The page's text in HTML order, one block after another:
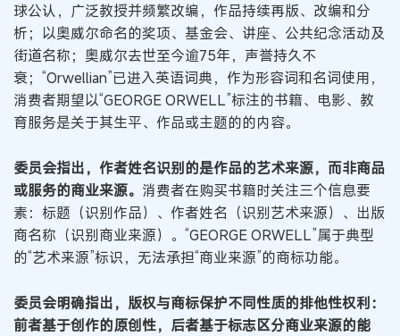
球公认，广泛教授并频繁改编，作品持续再版、改编和分
析；以奥威尔命名的奖项、基金会、讲座、公共纪念活动及
街道名称；奥威尔去世至今逾75年，声誉持久不
衰；“Orwellian”已进入英语词典，作为形容词和名词使用，
消费者期望以“GEORGE ORWELL”标注的书籍、电影、教
育服务是关于其生平、作品或主题的的内容。
委员会指出，作者姓名识别的是作品的艺术来源，而非商品
或服务的商业来源。 消费者在购买书籍时关注三个信息要
素：标题（识别作品）、作者姓名（识别艺术来源）、出版
商名称（识别商业来源）。“GEORGE ORWELL”属于典型
的“艺术来源”标识，无法承担“商业来源”的商标功能。
委员会明确指出，版权与商标保护不同性质的排他性权利：
前者基于创作的原创性，后者基于标志区分商业来源的能